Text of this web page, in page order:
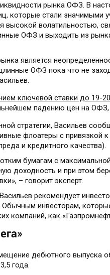
рынка ОФЗ. В
которые стали значимыми
высокой волатильностью,
ОФЗ и выходить из
является
ОФЗ пока что не
ключевой ставки до 19-
падению цен на ОФЗ,
стратегии, Васильев
флоатеры с привязкой
и кредитного качества).
бумагам с
доходность и при этом
– говорит эксперт.
рекомендует
инвесторам,
компаний, как
дебютного выпуска
года.